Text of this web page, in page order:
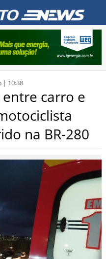
| 10:38
carro e
na BR-280